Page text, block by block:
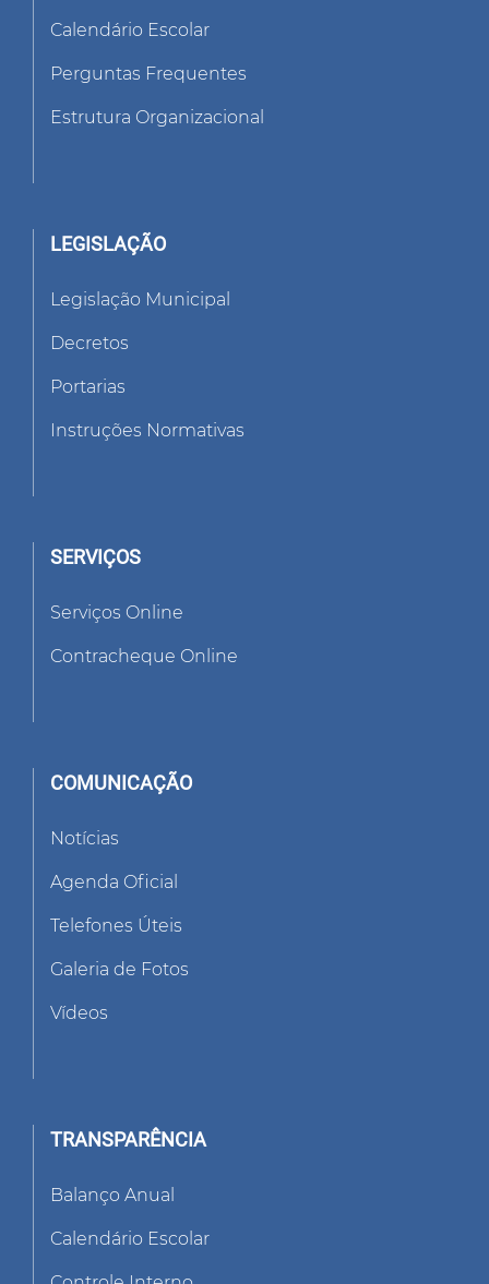
Calendário Escolar
Perguntas Frequentes
Estrutura Organizacional
LEGISLAÇÃO
Legislação Municipal
Decretos
Portarias
Instruções Normativas
SERVIÇOS
Serviços Online
Contracheque Online
COMUNICAÇÃO
Notícias
Agenda Oficial
Telefones Úteis
Galeria de Fotos
Vídeos
TRANSPARÊNCIA
Balanço Anual
Calendário Escolar